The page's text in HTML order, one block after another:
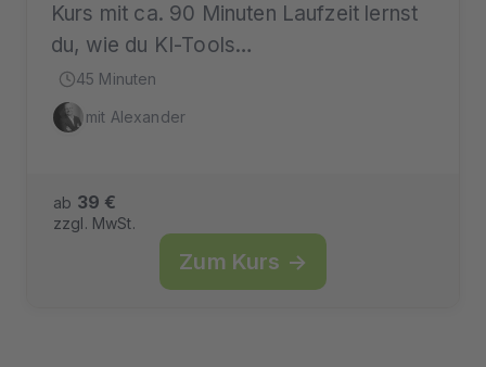
Kurs mit ca. 90 Minuten Laufzeit lernst
du, wie du KI-Tools…
45 Minuten
mit Alexander
ab 39 €
zzgl. MwSt.
Zum Kurs →